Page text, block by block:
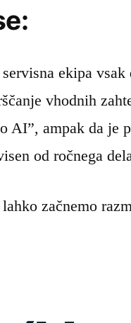
ekipa vsak
vhodnih
AI”, ampak da je
od ročnega
začnemo